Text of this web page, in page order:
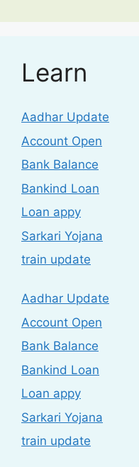
Learn
Aadhar Update
Account Open
Bank Balance
Bankind Loan
Loan appy
Sarkari Yojana
train update
Aadhar Update
Account Open
Bank Balance
Bankind Loan
Loan appy
Sarkari Yojana
train update